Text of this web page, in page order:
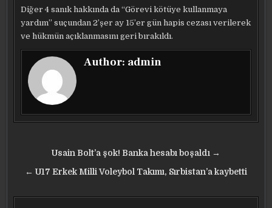
Diğer 4 sanık hakkında da “Görevi kötüye kullanmaya
yardım” suçundan 2’şer ay 15’er gün hapis cezası verilerek
ve hükmün açıklanmasını geri bırakıldı.
Author: admin
gezinmesi
Usain Bolt’a şok! Banka hesabı boşaldı →
← U17 Erkek Milli Voleybol Takımı, Sırbistan’a kaybetti